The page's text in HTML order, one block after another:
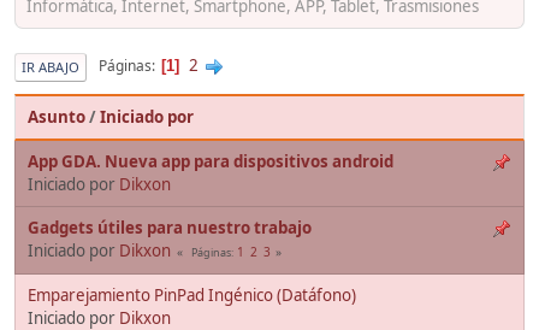
Informática, Internet, Smartphone, APP, Tablet, Trasmisiones
IR ABAJO Páginas 1 2
Asunto/Iniciado por
App GDA. Nueva app para dispositivos android
Iniciado por Dikxon
Gadgets útiles para nuestro trabajo
Iniciado por Dikxon Páginas 1 2 3
Emparejamiento PinPad Ingénico (Datáfono)
Iniciado por Dikxon